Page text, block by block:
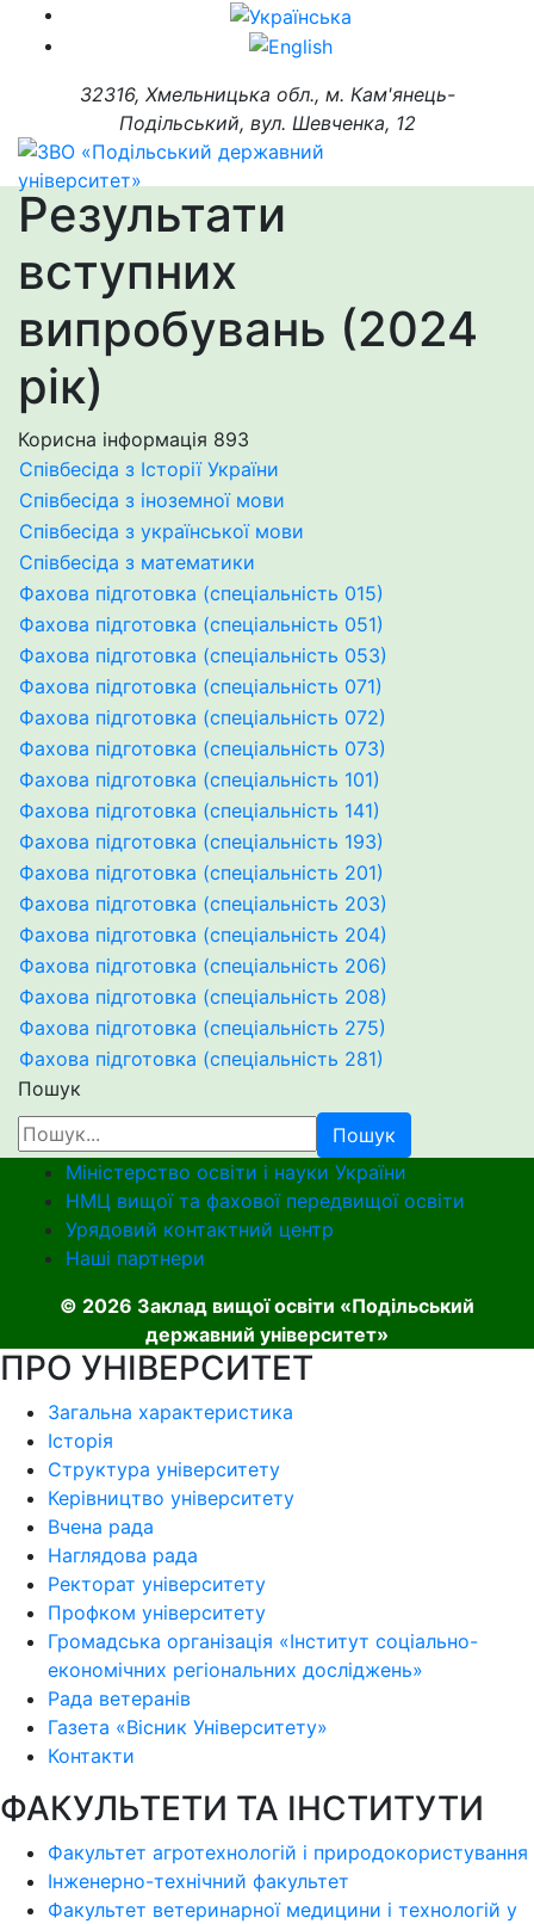
32316, Хмельницька обл., м. Кам'янець-
Подільський, вул. Шевченка, 12
Результати
вступних
випробувань (2024
рік)
Корисна інформація 893
Співбесіда з Історії України
Співбесіда з іноземної мови
Співбесіда з української мови
Співбесіда з математики
Фахова підготовка (спеціальність 015)
Фахова підготовка (спеціальність 051)
Фахова підготовка (спеціальність 053)
Фахова підготовка (спеціальність 071)
Фахова підготовка (спеціальність 072)
Фахова підготовка (спеціальність 073)
Фахова підготовка (спеціальність 101)
Фахова підготовка (спеціальність 141)
Фахова підготовка (спеціальність 193)
Фахова підготовка (спеціальність 201)
Фахова підготовка (спеціальність 203)
Фахова підготовка (спеціальність 204)
Фахова підготовка (спеціальність 206)
Фахова підготовка (спеціальність 208)
Фахова підготовка (спеціальність 275)
Фахова підготовка (спеціальність 281)
Пошук
Пошук
Міністерство освіти і науки України
НМЦ вищої та фахової передвищої освіти
Урядовий контактний центр
Наші партнери
© 2026 Заклад вищої освіти «Подільський
державний університет»
ПРО УНІВЕРСИТЕТ
Загальна характеристика
Історія
Структура університету
Керівництво університету
Вчена рада
Наглядова рада
Ректорат університету
Профком університету
Громадська організація «Інститут соціально-
економічних регіональних досліджень»
Рада ветеранів
Газета «Вісник Університету»
Контакти
ФАКУЛЬТЕТИ ТА ІНСТИТУТИ
Факультет агротехнологій і природокористування
Інженерно-технічний факультет
Факультет ветеринарної медицини і технологій у